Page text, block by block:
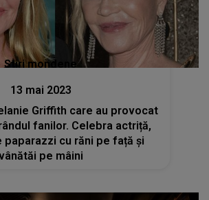
Stiri mondene
13 mai 2023
Griffith care au provocat
fanilor. Celebra actriță,
paparazzi cu răni pe față și
pe mâini